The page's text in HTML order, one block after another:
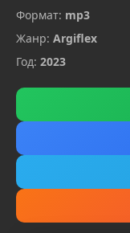
Формат: mp3
Жанр: Argiflex
Год: 2023